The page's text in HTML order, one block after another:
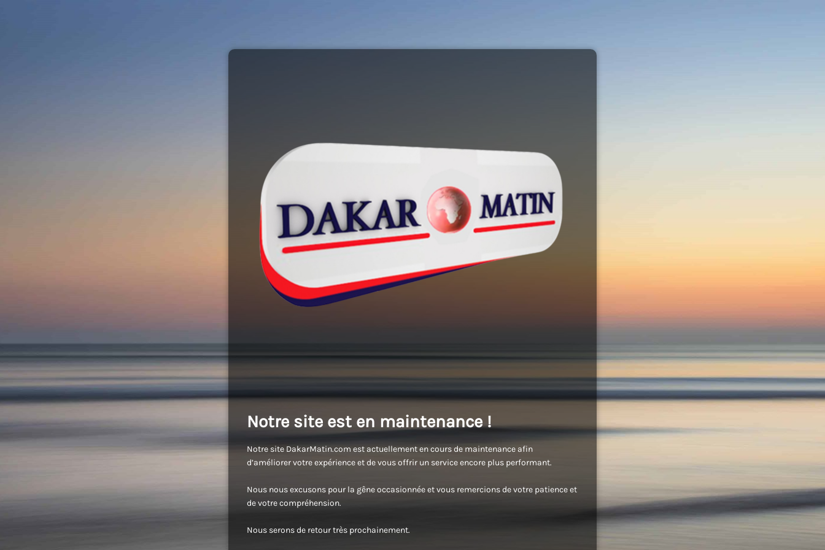
Notre site est en maintenance !
Notre site DakarMatin.com est actuellement en cours de maintenance afin
d’améliorer votre expérience et de vous offrir un service encore plus performant.
Nous nous excusons pour la gêne occasionnée et vous remercions de votre patience et
de votre compréhension.
Nous serons de retour très prochainement.